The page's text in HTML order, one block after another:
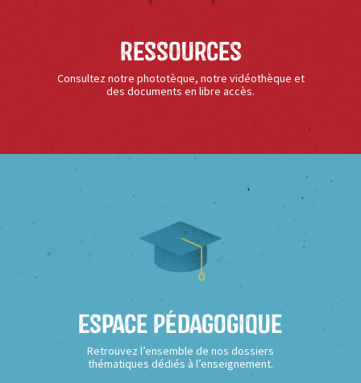
Ressources
Consultez notre phototèque, notre vidéothèque et
des documents en libre accès.
Espace Pédagogique
Retrouvez l’ensemble de nos dossiers
thématiques dédiés à l’enseignement.